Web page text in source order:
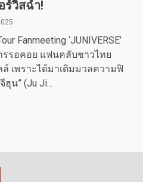
ร์วิสฉ่ำ!
Fanmeeting ‘JUNIVERSE’
รรอคอย แฟนคลับชาวไทย
เพราะได้มาเติมมวลความฟิ
น” (Ju Ji...